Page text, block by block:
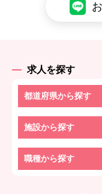
求人を探す
都道府県から探す
施設から探す
職種から探す